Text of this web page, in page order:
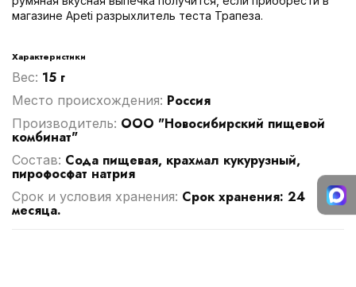
магазине Аpeti разрыхлитель теста Трапеза.
Характеристики
Вес: 15 г
Место происхождения: Россия
Производитель: ООО "Новосибирский пищевой
комбинат"
Cостав: Сода пищевая, крахмал кукурузный,
пирофосфат натрия
Срок и условия хранения: Срок хранения: 24
месяца.